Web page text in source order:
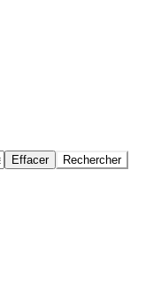
Effacer Rechercher